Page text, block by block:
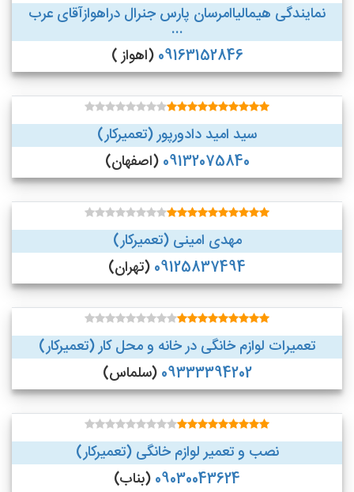
نمایندگی هیمالیاامرسان پارس جنرال دراهوازآقای عرب
...
09163152846(اهواز )
سید امید دادورپور (تعمیرکار)
09132075840(اصفهان)
مهدی امینی (تعمیرکار)
09125837494(تهران)
تعمیرات لوازم خانگی در خانه و محل کار (تعمیرکار)
09333394202(سلماس)
نصب و تعمیر لوازم خانگی (تعمیرکار)
09030043624(بناب)